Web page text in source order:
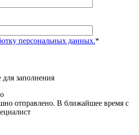
персональных данных.*
для заполнения
отправлено. В ближайшее время с